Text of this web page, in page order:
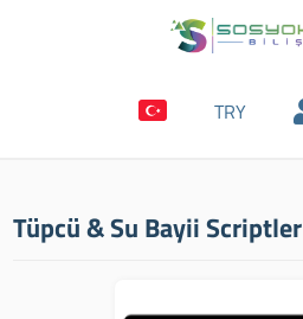
TRY
Tüpcü & Su Bayii Scriptler